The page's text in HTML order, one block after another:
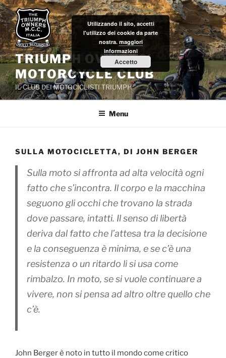
Salta
al
contenuto
TRIUMPH OWNERS'
MOTORCYCLE CLUB
IL CLUB DEI MOTOCICLISTI TRIUMPH
Menu
SULLA MOTOCICLETTA, DI JOHN BERGER
Sulla moto si affronta ad alta velocità ogni
fatto che s’incontra. Il corpo e la macchina
seguono gli occhi che trovano la strada
dove passare, intatti. Il senso di libertà
deriva dal fatto che l’attesa tra la decisione
e la conseguenza è minima, e se c’è una
resistenza o un ritardo li si usa come
rimbalzo. In moto, se si vuole continuare a
vivere, non si pensa ad altro oltre quello che
c’è.
John Berger è noto in tutto il mondo come critico
Utilizzando il sito, accetti
l'utilizzo dei cookie da parte
nostra. maggiori
informazioni
Accetto